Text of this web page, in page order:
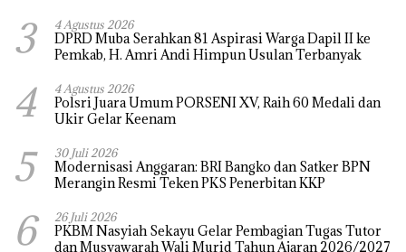
3 4 Agustus 2026
DPRD Muba Serahkan 81 Aspirasi Warga Dapil II ke
Pemkab, H. Amri Andi Himpun Usulan Terbanyak
4 4 Agustus 2026
Polsri Juara Umum PORSENI XV, Raih 60 Medali dan
Ukir Gelar Keenam
5 30 Juli 2026
Modernisasi Anggaran: BRI Bangko dan Satker BPN
Merangin Resmi Teken PKS Penerbitan KKP
6 26 Juli 2026
PKBM Nasyiah Sekayu Gelar Pembagian Tugas Tutor
dan Musyawarah Wali Murid Tahun Ajaran 2026/2027